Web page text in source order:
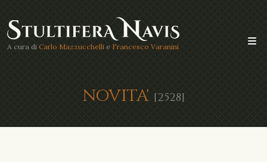
A cura di Carlo Mazzucchelli e Francesco Varanini
NOVITA' [2528]